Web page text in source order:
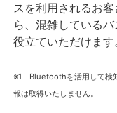
スを利用されるお
ら、混雑している
役立ていただけます
※1 Bluetoothを活用して検
報は取得いたしません。